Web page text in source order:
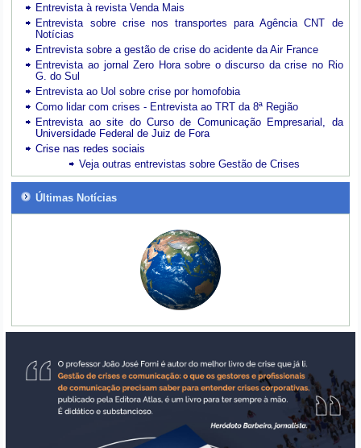
Entrevista à revista Venda Mais
Entrevista sobre crise nos transportes para Agência CNT de
Notícias
Entrevista sobre a gestão de crise do acidente da Air France
Entrevista ao jornal Zero Hora sobre o discurso da crise no Rio
G. do Sul
Entrevista ao Uol sobre crise por homofobia
Como lidar com crises - Entrevista ao TRT da 8ª Região
Entrevista ao site do Curso de Comunicação Empresarial, da
Universidade Federal de Juiz de Fora
Crise nas redes sociais
Veja outras entrevistas sobre Gestão de Crises
Últimas Notícias